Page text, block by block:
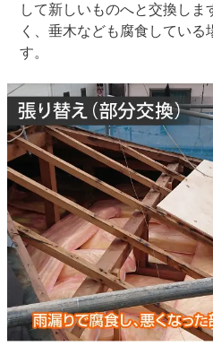
して新しいものへと交換し
く、垂木なども腐食している
す。